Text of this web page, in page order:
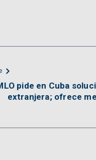
pide en Cuba
extranjera; ofrece